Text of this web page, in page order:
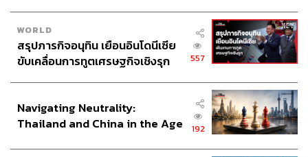
WORLD
สรุปภารกิจอนุทิน เยือนอินโดนีเซีย
ขับเคลื่อนการทูตเศรษฐกิจเชิงรุก
557
Navigating Neutrality:
Thailand and China in the Age
192